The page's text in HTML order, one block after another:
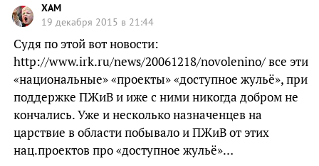
XAM
19 декабря 2015 в 21:44
Судя по этой вот новости:
http://www.irk.ru/news/20061218/novolenino/ все эти
«национальные» «проекты» «доступное жульё», при
поддержке ПЖиВ и иже с ними никогда добром не
кончались. Уже и несколько назначенцев на
царствие в области побывало и ПЖиВ от этих
нац.проектов про «доступное жульё»…